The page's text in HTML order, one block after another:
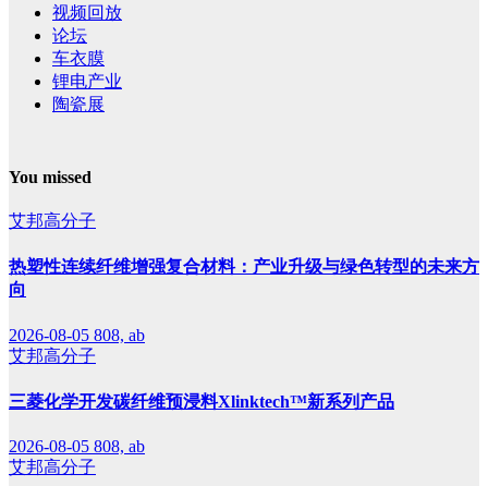
视频回放
论坛
车衣膜
锂电产业
陶瓷展
You missed
艾邦高分子
热塑性连续纤维增强复合材料：产业升级与绿色转型的未来方
向
2026-08-05 808, ab
艾邦高分子
三菱化学开发碳纤维预浸料Xlinktech™新系列产品
2026-08-05 808, ab
艾邦高分子